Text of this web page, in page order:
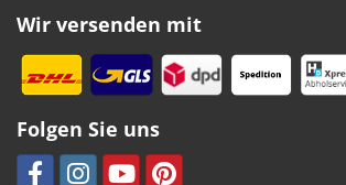
Wir versenden mit
Folgen Sie uns